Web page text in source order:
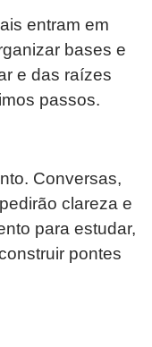
entram em
bases e
e das raízes
passos.
Conversas,
clareza e
para estudar,
pontes